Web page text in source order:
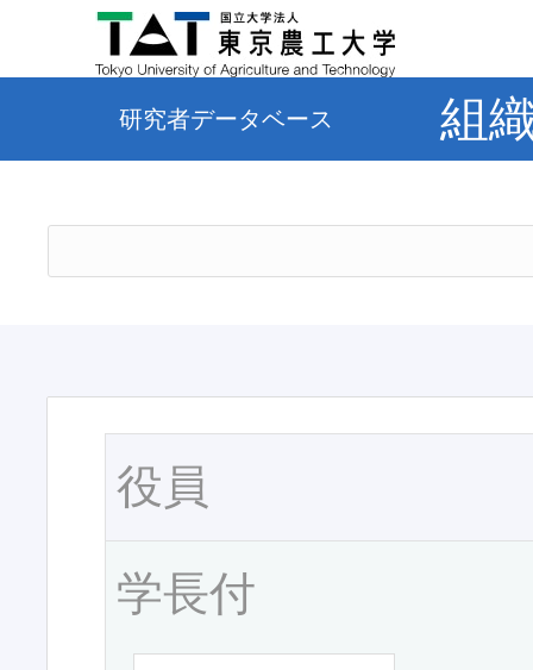
研究者データベース 組
役員
学長付